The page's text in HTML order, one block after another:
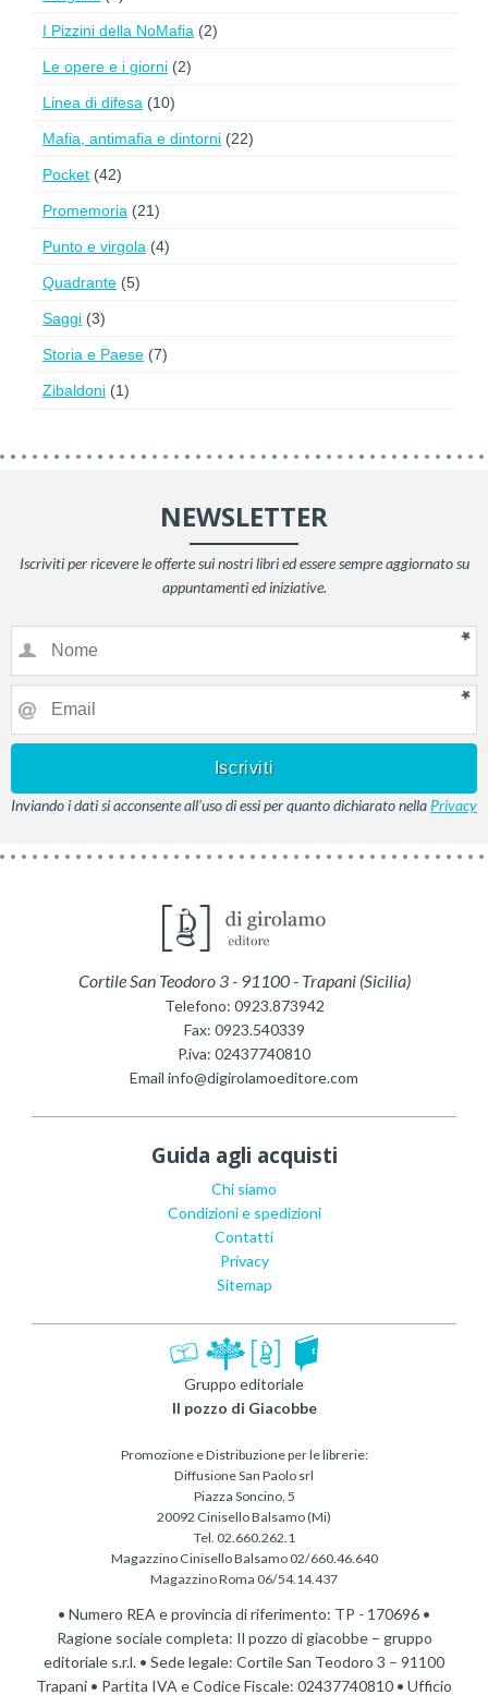
I Pizzini della NoMafia (2)
Le opere e i giorni (2)
Linea di difesa (10)
Mafia, antimafia e dintorni (22)
Pocket (42)
Promemoria (21)
Punto e virgola (4)
Quadrante (5)
Saggi (3)
Storia e Paese (7)
Zibaldoni (1)
NEWSLETTER
Iscriviti per ricevere le offerte sui nostri libri ed essere sempre aggiornato su
appuntamenti ed iniziative.
Inviando i dati si acconsente all'uso di essi per quanto dichiarato nella Privacy
Cortile San Teodoro 3- 91100- Trapani(Sicilia)
Telefono: 0923.873942
Fax: 0923.540339
P.iva: 02437740810
Email info@digirolamoeditore.com
Guida agli acquisti
Chi siamo
Condizioni e spedizioni
Contatti
Privacy
Sitemap
Gruppo editoriale
Il pozzo di Giacobbe
Promozione e Distribuzione per le librerie:
Diffusione San Paolo srl
Piazza Soncino, 5
20092 Cinisello Balsamo (Mi)
Tel. 02.660.262.1
Magazzino Cinisello Balsamo 02/660.46.640
Magazzino Roma 06/54.14.437
• Numero REA e provincia di riferimento: TP - 170696 •
Ragione sociale completa: Il pozzo di giacobbe – gruppo
editoriale s.r.l. • Sede legale: Cortile San Teodoro 3 – 91100
Trapani • Partita IVA e Codice Fiscale: 02437740810 • Ufficio